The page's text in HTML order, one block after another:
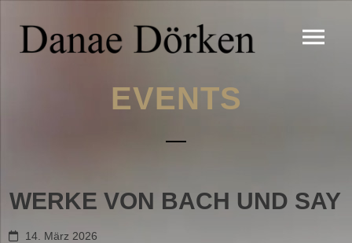
EVENTS
WERKE VON BACH UND SAY
14. März 2026